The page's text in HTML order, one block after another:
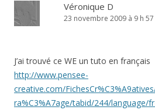
Véronique D
23 novembre 2009 à 9 h
J’ai trouvé ce WE un tuto en français
http://www.pensee-
creative.com/
ra%C3%A7age/tabid/244/language/